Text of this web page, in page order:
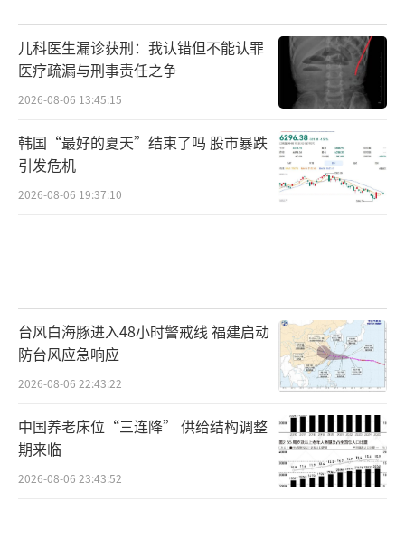
儿科医生漏诊获刑：我认错但不能认罪
医疗疏漏与刑事责任之争
2026-08-06 13:45:15
韩国“最好的夏天”结束了吗 股市暴跌
引发危机
2026-08-06 19:37:10
台风白海豚进入48小时警戒线 福建启动
防台风应急响应
2026-08-06 22:43:22
中国养老床位“三连降” 供给结构调整
期来临
2026-08-06 23:43:52